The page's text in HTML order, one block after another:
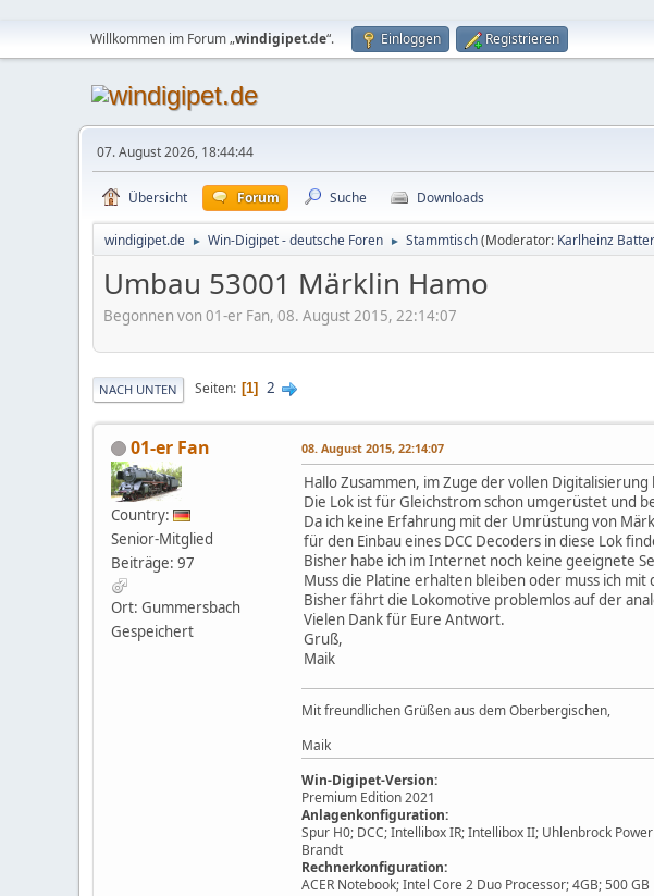
Willkommen im Forum „windigipet.de“. Einloggen Registrieren
07. August 2026, 18:44:44
Übersicht Forum Suche Downloads
windigipet.de ► Win-Digipet - deutsche Foren ► Stammtisch(Moderator: Karlheinz
Umbau 53001 Märklin Hamo
Begonnen von 01-er Fan, 08. August 2015, 22:14:07
NACH UNTEN Seiten 1 2
01-er Fan
Country:
Senior-Mitglied
Beiträge: 97
Ort: Gummersbach
Gespeichert
08. August 2015, 22:14:07
Hallo Zusammen, im Zuge der vollen
Die Lok ist für Gleichstrom schon umgerüstet und
Da ich keine Erfahrung mit der Umrüstung von
für den Einbau eines DCC Decoders in diese Lok
Bisher habe ich im Internet noch keine geeignete
Muss die Platine erhalten bleiben oder muss ich
Bisher fährt die Lokomotive problemlos auf der
Vielen Dank für Eure Antwort.
Gruß,
Maik
Mit freundlichen Grüßen aus dem Oberbergischen,
Maik
Win-Digipet-Version:
Premium Edition 2021
Anlagenkonfiguration:
Spur H0; DCC; Intellibox IR; Intellibox II; Uhlenbrock
Brandt
Rechnerkonfiguration:
ACER Notebook; Intel Core 2 Duo Processor; 4GB; 500 GB